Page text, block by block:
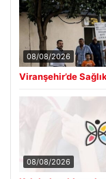
08/08/2026
Viranşehir’de
08/08/2026